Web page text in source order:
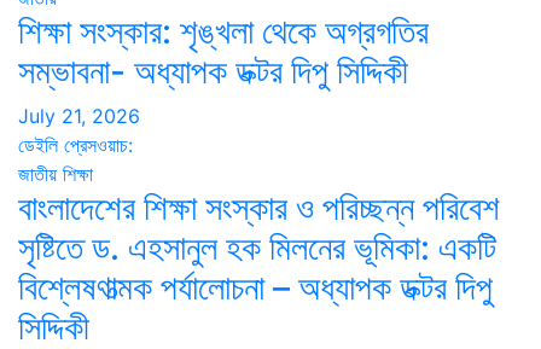
শিক্ষা সংস্কার: শৃঙ্খলা থেকে অগ্রগতির
সম্ভাবনা- অধ্যাপক ডক্টর দিপু সিদ্দিকী
July 21, 2026
ডেইলি প্রেসওয়াচ:
জাতীয় শিক্ষা
বাংলাদেশের শিক্ষা সংস্কার ও পরিচ্ছন্ন পরিবেশ
সৃষ্টিতে ড. এহসানুল হক মিলনের ভূমিকা: একটি
বিশ্লেষণাত্মক পর্যালোচনা – অধ্যাপক ডক্টর দিপু
সিদ্দিকী